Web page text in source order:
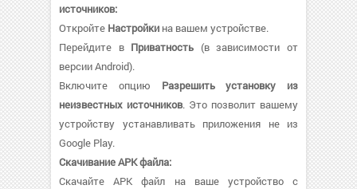
источников:
Откройте Настройки на вашем устройстве.
Перейдите в Приватность (в зависимости от
версии Android).
Включите опцию Разрешить установку из
неизвестных источников. Это позволит вашему
устройству устанавливать приложения не из
Google Play.
Скачивание APK файла:
Скачайте APK файл на ваше устройство с